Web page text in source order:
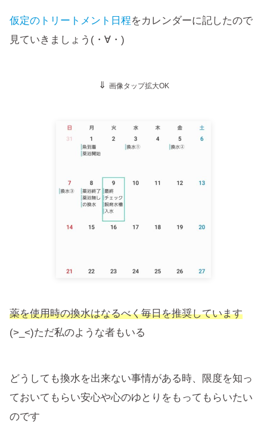
仮定のトリートメント日程をカレンダーに記したので
見ていきましょう(・∀・)
⇓ 画像タップ拡大OK
薬を使用時の換水はなるべく毎日を推奨しています
(>_<)ただ私のような者もいる
どうしても換水を出来ない事情がある時、限度を知っ
ておいてもらい安心や心のゆとりをもってもらいたい
のです